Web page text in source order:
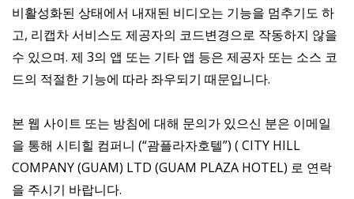
비활성화된 상태에서 내재된 비디오는 기능을 멈추기도 하
고, 리캡차 서비스도 제공자의 코드변경으로 작동하지 않을
수 있으며. 제 3의 앱 또는 기타 앱 등은 제공자 또는 소스 코
드의 적절한 기능에 따라 좌우되기 때문입니다.
본 웹 사이트 또는 방침에 대해 문의가 있으신 분은 이메일
을 통해 시티힐 컴퍼니 (“괌플라자호텔”) ( CITY HILL
COMPANY (GUAM) LTD (GUAM PLAZA HOTEL) 로 연락
을 주시기 바랍니다.